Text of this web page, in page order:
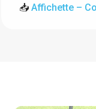
📥Affichette –